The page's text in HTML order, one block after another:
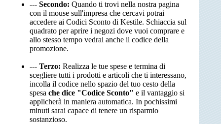
--- Secondo: Quando ti trovi nella nostra pagina
con il mouse sull'impresa che cercavi potrai
accedere ai Codici Sconto di Kestile. Schiaccia sul
quadrato per aprire i negozi dove vuoi comprare e
allo stesso tempo vedrai anche il codice della
promozione.
--- Terzo: Realizza le tue spese e termina di
scegliere tutti i prodotti e articoli che ti interessano,
incolla il codice nello spazio del tuo cesto della
spesa che dice "Codice Sconto" e il vantaggio si
applicherà in maniera automatica. In pochissimi
minuti sarai capace di tenere un risparmio
sostanzioso.